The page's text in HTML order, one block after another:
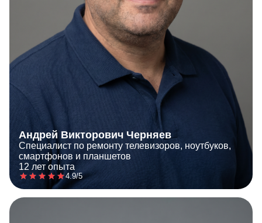
Андрей Викторович Черняев
Специалист по ремонту телевизоров, ноутбуков,
смартфонов и планшетов
12 лет опыта
4.9/5